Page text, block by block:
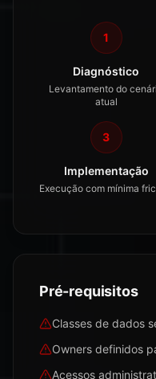
1
Diagnóstico
Levantamento do
atual
3
Implementação
Execução com mínima
Pré-requisitos
Classes de dados
Owners definidos
Acessos